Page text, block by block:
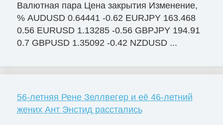
Валютная пара Цена закрытия Изменение,
% AUDUSD 0.64441 -0.62 EURJPY 163.468
0.56 EURUSD 1.13285 -0.56 GBPJPY 194.91
0.7 GBPUSD 1.35092 -0.42 NZDUSD ...
56-летняя Рене Зеллвегер и её 46-летний
жених Ант Энстид расстались